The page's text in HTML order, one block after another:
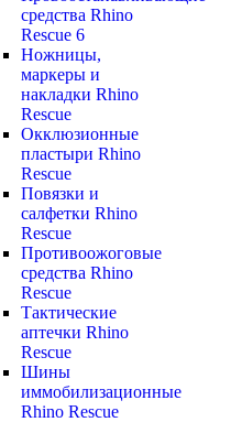
средства Rhino
Rescue 6
Ножницы,
маркеры и
накладки Rhino
Rescue
Окклюзионные
пластыри Rhino
Rescue
Повязки и
салфетки Rhino
Rescue
Противоожоговые
средства Rhino
Rescue
Тактические
аптечки Rhino
Rescue
Шины
иммобилизационные
Rhino Rescue